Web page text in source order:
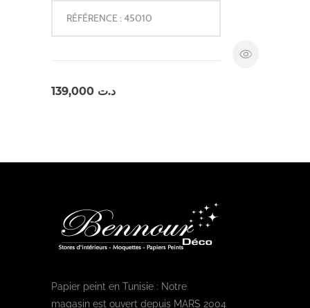
RÉFÉRENCE : 45010
د.ت
Papier peint en Tunisie : Notre
magasin est ouvert depuis MARS 2004